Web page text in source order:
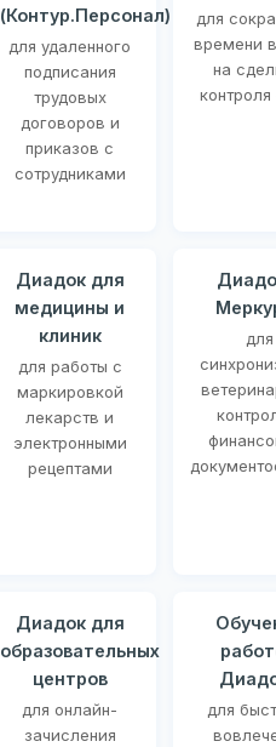
(Контур.Персонал)
для удаленного
подписания
трудовых
договоров и
приказов с
сотрудниками
для
времени
на
контроля
Диадок для
медицины и
клиник
для работы с
маркировкой
лекарств и
электронными
рецептами
для
Диадок для
образовательных
центров
для онлайн-
зачисления
для